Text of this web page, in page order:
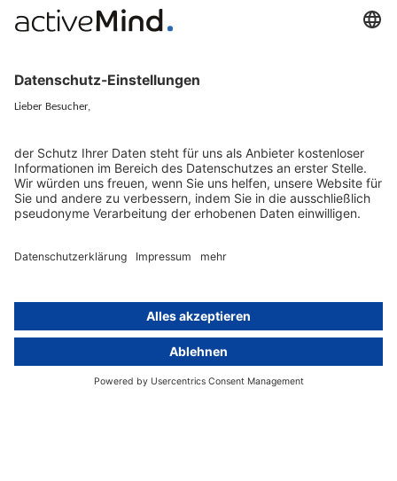
Rechtsanwaltsgesellschaft m. b. H
Kurfürstendamm 56
EU-Vertreter
Konzern-Datenschutz
Künstliche Intelligenz
Hinweisgebersystem mit
Ratgeber und Artikel
Newsletter
Datenschutzvergleich
Über
Unsere Experten
Gruppe
activeMind AG (Deutschland)
activeMind.ch (Schweiz)